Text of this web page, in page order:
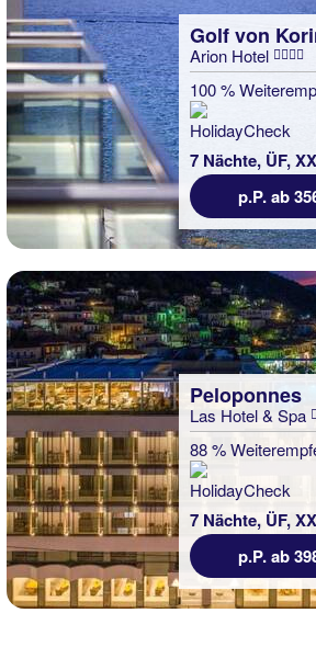
Golf von
Arion Hotel
100 %
7 Nächte, ÜF, XX
p.P. ab
Peloponnes
Las Hotel & Spa
88 %
7 Nächte, ÜF, XX
p.P. ab